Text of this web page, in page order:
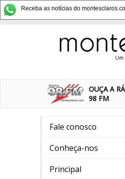
Receba as notícias do
Um
OUÇA A
98 FM
Fale conosco
Conheça-nos
Principal